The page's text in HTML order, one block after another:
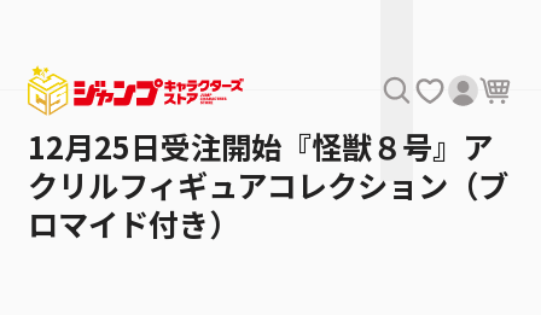
12月25日受注開始『怪獣８号』ア
クリルフィギュアコレクション（ブ
ロマイド付き）